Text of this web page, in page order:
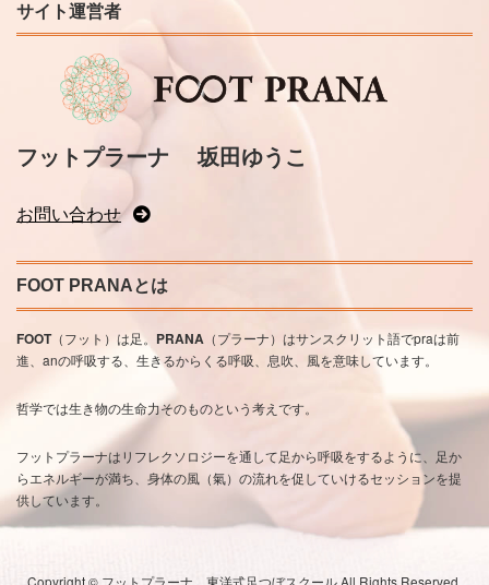
サイト運営者
フットプラーナ 坂田ゆうこ
お問い合わせ
FOOT PRANAとは
FOOT（フット）は足。 PRANA （プラーナ）はサンスクリット語でpraは前
進、anの呼吸する、生きるからくる呼吸、息吹、風を意味しています。
哲学では生き物の生命力そのものという考えです。
フットプラーナはリフレクソロジーを通して足から呼吸をするように、足か
らエネルギーが満ち、身体の風（氣）の流れを促していけるセッションを提
供しています。
Copyright © フットプラーナ 東洋式足つぼスクール All Rights Reserved.